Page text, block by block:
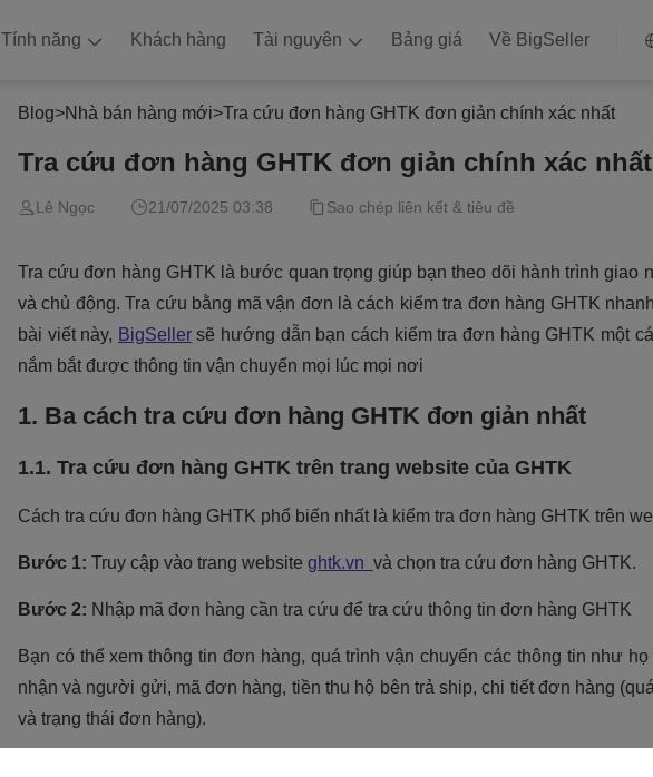
Tính năng Khách hàng Tài nguyên Bảng giá Về BigSeller
Blog>Nhà bán hàng mới>Tra cứu đơn hàng GHTK đơn giản chính xác nhất
Tra cứu đơn hàng GHTK đơn giản chính xác nhất
Lê Ngọc 21/07/2025 03:38 Sao chép liên kết & tiêu đề